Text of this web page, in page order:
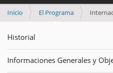
Inicio El Programa
Historial
Informaciones Generales y